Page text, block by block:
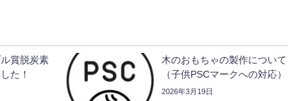
賞脱炭素
た！
木のおもちゃの製作について
（子供PSCマークへの対応）
2026年3月19日